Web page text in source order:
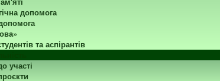
допомога
та аспірантів
участі